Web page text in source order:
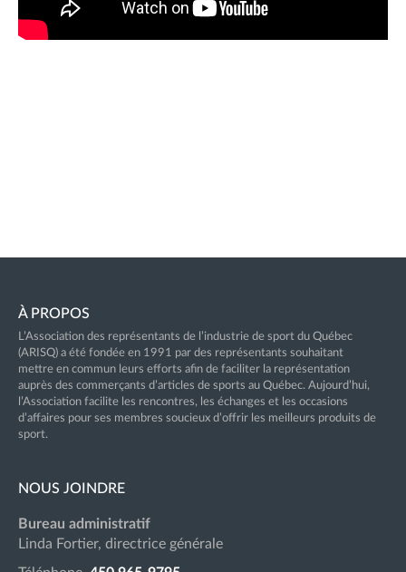
À PROPOS
L’Association des représentants de l’industrie de sport du Québec
(ARISQ) a été fondée en 1991 par des représentants souhaitant
mettre en commun leurs efforts afin de faciliter la représentation
auprès des commerçants d’articles de sports au Québec. Aujourd’hui,
l’Association facilite les rencontres, les échanges et les occasions
d’affaires pour ses membres soucieux d’offrir les meilleurs produits de
sport.
NOUS JOINDRE
Bureau administratif
Linda Fortier, directrice générale